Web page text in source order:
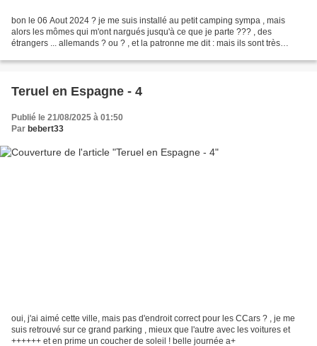
bon le 06 Aout 2024 ? je me suis installé au petit camping sympa , mais
alors les mômes qui m'ont nargués jusqu'à ce que je parte ??? , des
étrangers ... allemands ? ou ? , et la patronne me dit : mais ils sont très
Teruel en Espagne - 4
Publié le 21/08/2025 à 01:50
Par bebert33
oui, j'ai aimé cette ville, mais pas d'endroit correct pour les CCars ? , je me
suis retrouvé sur ce grand parking , mieux que l'autre avec les voitures et
++++++ et en prime un coucher de soleil ! belle journée a+